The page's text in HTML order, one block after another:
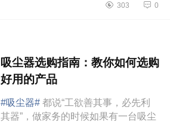
小时左右，倒灰方便，清洁容易等等
303 0
吸尘器选购指南：教你如何选购
好用的产品
#吸尘器# 都说“工欲善其事，必先利
其器”，做家务的时候如果有一台吸尘